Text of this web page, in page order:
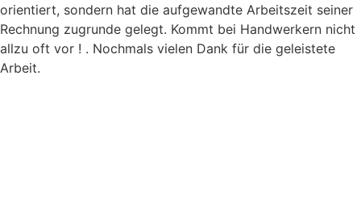
orientiert, sondern hat die aufgewandte Arbeitszeit seiner
Rechnung zugrunde gelegt. Kommt bei Handwerkern nicht
allzu oft vor ! . Nochmals vielen Dank für die geleistete
Arbeit.